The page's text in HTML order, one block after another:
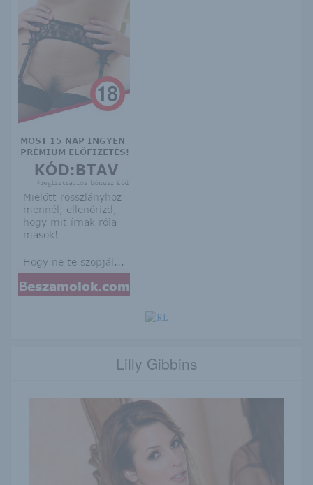
Lilly Gibbins